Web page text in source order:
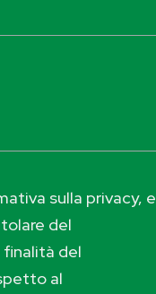
sulla privacy, e
del
del
al